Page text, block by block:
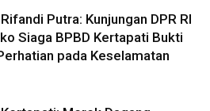
Putra: Kunjungan DPR RI
Siaga BPBD Kertapati Bukti
pada Keselamatan